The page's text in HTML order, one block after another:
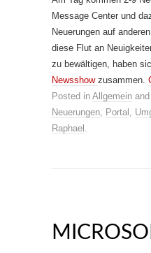
Message Center und
Neuerungen auf
diese Flut an
zu bewältigen, haben
Newsshow zusammen.
Posted in Allgemein
Neuerungen, Portal ,
Raphael .